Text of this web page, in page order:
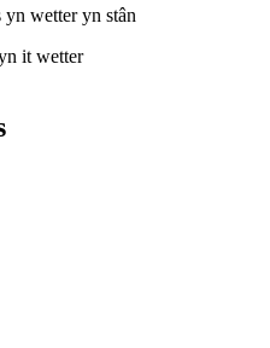
wetter yn stân
it wetter